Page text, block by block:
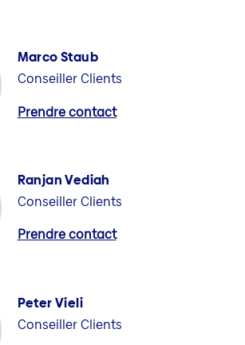
Marco Staub
Conseiller Clients
Prendre contact
Ranjan Vediah
Conseiller Clients
Prendre contact
Peter Vieli
Conseiller Clients